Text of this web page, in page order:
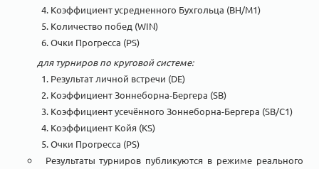
Коэффициент усредненного Бухгольца (BH/М1)
Количество побед (WIN)
Очки Прогресса (PS)
для турниров по круговой системе:
Результат личной встречи (DE)
Коэффициент Зоннеборна-Бергера (SB)
Коэффициент усечённого Зоннеборна-Бергера (SB/C1)
Коэффициент Койя (KS)
Очки Прогресса (PS)
Результаты турниров публикуются в режиме реального